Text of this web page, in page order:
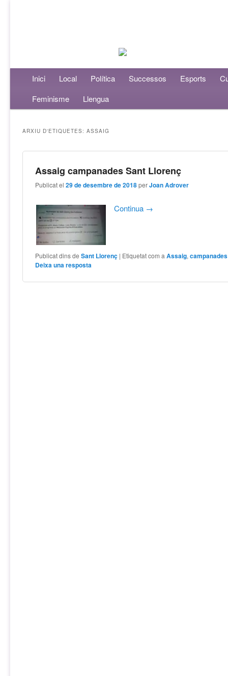
Menú principalAneu al contingut principal
Aneu al contingut secundari
Inici Local Política Successos Esports
Feminisme
Llengua
ARXIU D'ETIQUETES:ASSAIG
Assaig campanades Sant Llorenç
Publicat el29 de desembre de 2018 perJoan Adrover
Continua →
Publicat dins de Sant Llorenç | Etiquetat com a Assaig,campanades
Deixa una resposta